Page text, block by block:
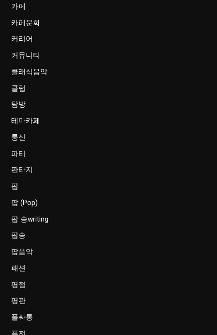
카페
카페문화
커리어
커뮤니티
클래식음악
클럽
탐방
테마카페
통신
파티
판타지
팝
팝 (Pop)
팝 송writing
팝송
팝음악
패션
평점
평판
풀싸롱